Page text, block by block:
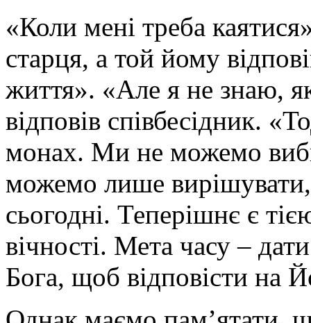
«Коли мені треба
старця, а той йому
життя». «Але я не знаю,
відповів співбесідник.
монах. Ми не можемо
можемо лише
сьогодні. Теперішнє є
вічності. Мета часу –
Бога, щоб відповісти на